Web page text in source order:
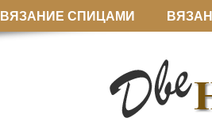
ВЯЗАНИЕ СПИЦАМИ